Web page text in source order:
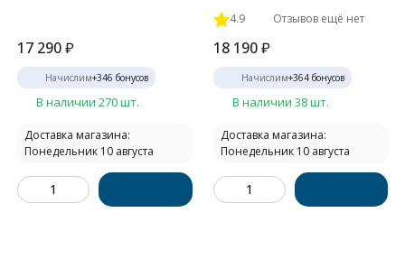
17 290₽
Начислим+346 бонусов
В наличии 270 шт.
Доставка магазина:
Понедельник 10 августа
4.9 Отзывов ещё нет
18 190 ₽
Начислим+364бонусов
В наличии 38 шт.
Доставка магазина:
Понедельник 10 августа